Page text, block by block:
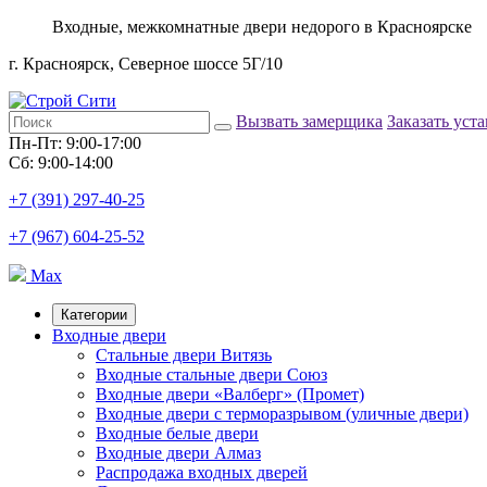
Входные, межкомнатные двери недорого в Красноярске
г. Красноярск, Северное шоссе 5Г/10
Вызвать замерщика Заказать
Пн-Пт: 9:00-17:00
Сб: 9:00-14:00
+7 (391) 297-40-25
+7 (967) 604-25-52
Max
Категории
Входные двери
Стальные двери Витязь
Входные стальные двери Союз
Входные двери «Валберг» (Промет)
Входные двери с терморазрывом (уличные двери)
Входные белые двери
Входные двери Алмаз
Распродажа входных дверей